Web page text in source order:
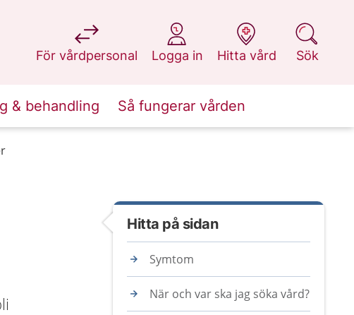
För vårdpersonal
på 1177.se
Logga in
på 1177.se
Hitta vård
på 1177.se
Sök
på 1177.se
& behandling Så fungerar vården
Hitta på sidan
Symtom
När och var ska jag söka vård?